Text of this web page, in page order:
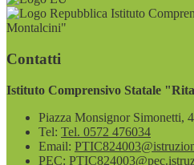
Istituto
Montalcini"
Contatti
Istituto Comprensivo Statale
Piazza Monsignor Simonetti,
Tel: Tel. 0572 476034
Email:
PEC: